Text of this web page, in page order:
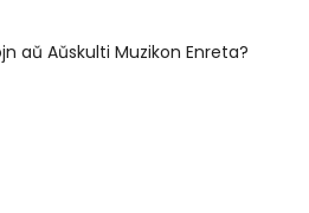
aŭ Aŭskulti Muzikon Enreta?